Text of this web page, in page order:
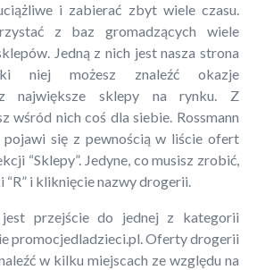
i zabierać zbyt wiele czasu.
z baz gromadzących wiele
Jedną z nich jest nasza strona
niej możesz znaleźć okazje
największe sklepy na rynku. Z
wśród nich coś dla siebie. Rossmann
się z pewnością w liście ofert
“Sklepy”. Jedyne, co musisz zrobić,
i kliknięcie nazwy drogerii.
jest przejście do jednej z kategorii
promocjedladzieci.pl. Oferty drogerii
w kilku miejscach ze względu na